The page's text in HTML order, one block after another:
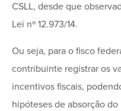
CSLL, desde que
Lei nº 12.973/14.
Ou seja, para o fisco
contribuinte registrar os
incentivos fiscais,
hipóteses de absorção